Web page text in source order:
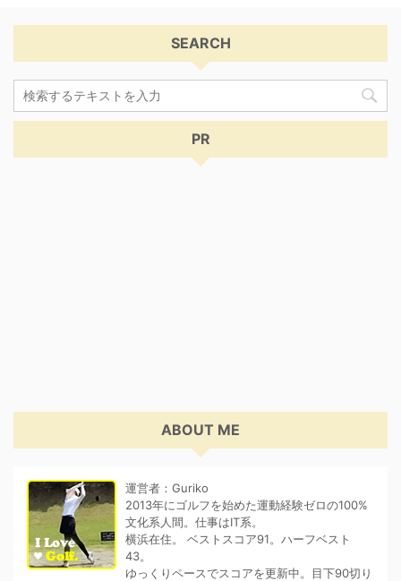
SEARCH
PR
ABOUT ME
運営者：Guriko
2013年にゴルフを始めた運動経験ゼロの100%
文化系人間。仕事はIT系。
横浜在住。 ベストスコア91。ハーフベスト
43。
ゆっくりペースでスコアを更新中。目下90切り